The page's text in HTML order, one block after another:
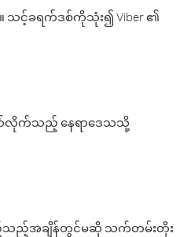
င့်ခရက်ဒစ်ကိုသုံး၍ Viber ၏
ျယ်လိုက်သည့် နေရာဒေသသို့
း မည်သည့်အချိန်တွင်မဆို သက်တမ်းတိုး